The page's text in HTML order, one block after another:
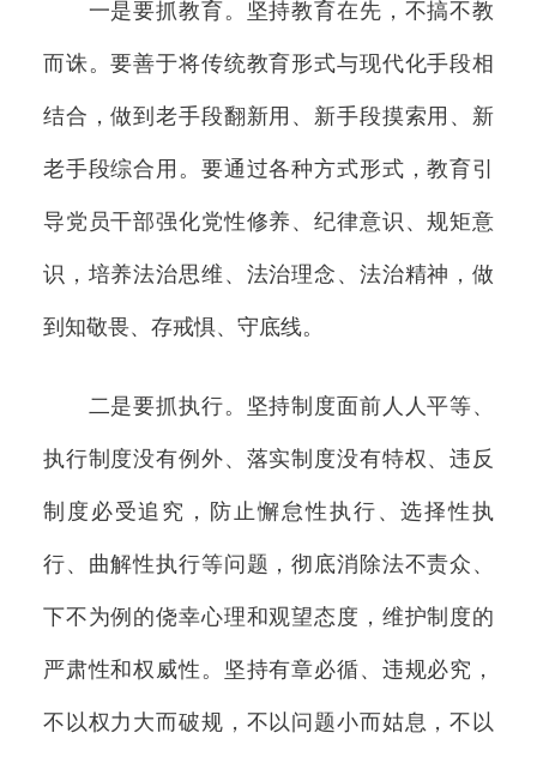
一是要抓教育。坚持教育在先，不搞不教
而诛。要善于将传统教育形式与现代化手段相
结合，做到老手段翻新用、新手段摸索用、新
老手段综合用。要通过各种方式形式，教育引
导党员干部强化党性修养、纪律意识、规矩意
识，培养法治思维、法治理念、法治精神，做
到知敬畏、存戒惧、守底线。
二是要抓执行。坚持制度面前人人平等、
执行制度没有例外、落实制度没有特权、违反
制度必受追究，防止懈怠性执行、选择性执
行、曲解性执行等问题，彻底消除法不责众、
下不为例的侥幸心理和观望态度，维护制度的
严肃性和权威性。坚持有章必循、违规必究，
不以权力大而破规，不以问题小而姑息，不以